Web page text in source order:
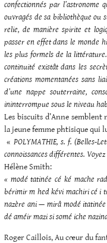
confectionnés par
ouvragés de sa bibliothèque ou
relie, de manière spirite et
passer en effet dans le monde
les plus formels de la
continuité existât dans les
créations momentanées sans
d’une nappe souterraine,
ininterrompue sous le niveau
Les biscuits d’Anne
la jeune femme phtisique qui
« POLYMATHIE, s. f. (Belles-
connoissances différentes. Voyez
Hélène Smith:
« modé tatinée cé ké mache
bérimir m hed kévi machiri cé i
nazère ani — mirâ modé
dé améir mazi si somé iche
Roger Caillois, Au cœur du